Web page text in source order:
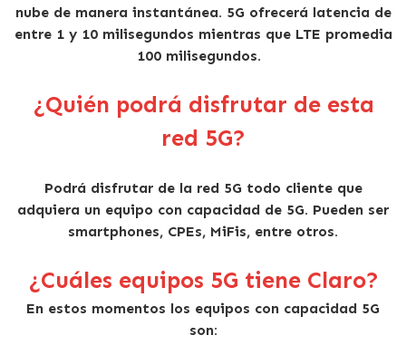
nube de manera instantánea. 5G ofrecerá latencia de
entre 1 y 10 milisegundos mientras que LTE promedia
100 milisegundos.
¿Quién podrá disfrutar de esta
red 5G?
Podrá disfrutar de la red 5G todo cliente que
adquiera un equipo con capacidad de 5G. Pueden ser
smartphones, CPEs, MiFis, entre otros.
¿Cuáles equipos 5G tiene Claro?
En estos momentos los equipos con capacidad 5G
son: